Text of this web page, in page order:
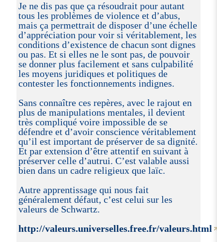
Je ne dis pas que ça résoudrait pour autant
tous les problèmes de violence et d’abus,
mais ça permettrait de disposer d’une échelle
d’appréciation pour voir si véritablement, les
conditions d’existence de chacun sont dignes
ou pas. Et si elles ne le sont pas, de pouvoir
se donner plus facilement et sans culpabilité
les moyens juridiques et politiques de
contester les fonctionnements indignes.
Sans connaître ces repères, avec le rajout en
plus de manipulations mentales, il devient
très compliqué voire impossible de se
défendre et d’avoir conscience véritablement
qu’il est important de préserver de sa dignité.
Et par extension d’être attentif en suivant à
préserver celle d’autrui. C’est valable aussi
bien dans un cadre religieux que laïc.
Autre apprentissage qui nous fait
généralement défaut, c’est celui sur les
valeurs de Schwartz.
http://valeurs.universelles.free.fr/valeurs.html